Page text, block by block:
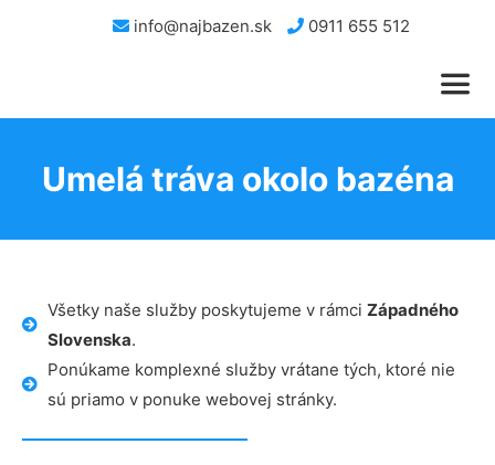
info@najbazen.sk 0911 655 512
Umelá tráva okolo bazéna
Všetky naše služby poskytujeme v rámci Západného
Slovenska.
Ponúkame komplexné služby vrátane tých, ktoré nie
sú priamo v ponuke webovej stránky.